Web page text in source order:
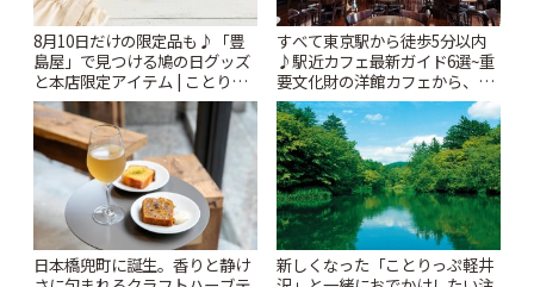
8月10日だけの限定品も♪「豊
島屋」で見つける鳩の日グッズ
と本店限定アイテム | ことりっ
ぷ
すべて東京駅から徒歩5分以内
♪駅近カフェ最新ガイド6選~重
要文化財の洋館カフェから、改
札すぐのレトロ喫茶まで~ | こと
りっぷ
日本橋兜町に誕生。香りと静け
新しくなった「ことりっぷ軽井